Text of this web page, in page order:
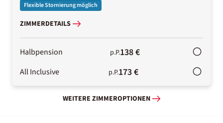
Flexible Stornierung möglich
ZIMMERDETAILS
Halbpension p.P.138 €
All Inclusive p.P.173 €
WEITERE ZIMMEROPTIONEN